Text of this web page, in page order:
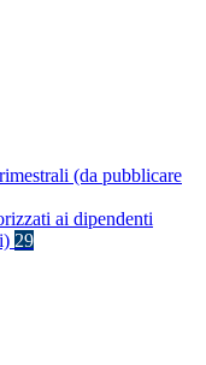
(da pubblicare
ai dipendenti
29